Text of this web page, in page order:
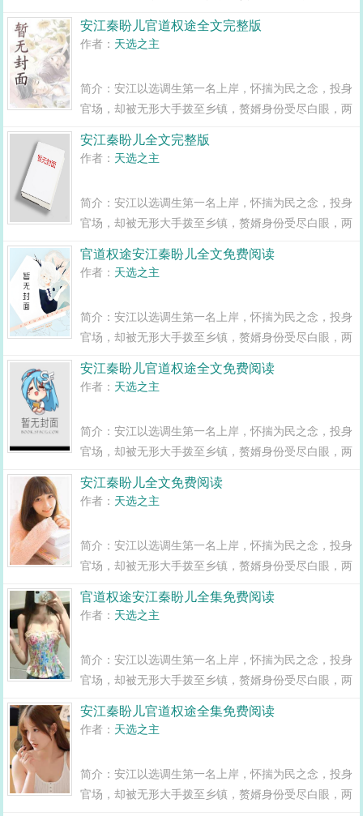
变全县最年轻正科级干部且看安江如何一路横空直撞，
安江秦盼儿官道权途全文完整版
作者： 天选之主
简介：安江以选调生第一名上岸，怀揣为民之念，投身
官场，却被无形大手拨至乡镇，赘婿身份受尽白眼，两
变全县最年轻正科级干部且看安江如何一路横空直撞，
安江秦盼儿全文完整版
作者： 天选之主
简介：安江以选调生第一名上岸，怀揣为民之念，投身
官场，却被无形大手拨至乡镇，赘婿身份受尽白眼，两
变全县最年轻正科级干部且看安江如何一路横空直撞，
官道权途安江秦盼儿全文免费阅读
作者： 天选之主
简介：安江以选调生第一名上岸，怀揣为民之念，投身
官场，却被无形大手拨至乡镇，赘婿身份受尽白眼，两
变全县最年轻正科级干部且看安江如何一路横空直撞，
安江秦盼儿官道权途全文免费阅读
作者： 天选之主
简介：安江以选调生第一名上岸，怀揣为民之念，投身
官场，却被无形大手拨至乡镇，赘婿身份受尽白眼，两
变全县最年轻正科级干部且看安江如何一路横空直撞，
安江秦盼儿全文免费阅读
作者： 天选之主
简介：安江以选调生第一名上岸，怀揣为民之念，投身
官场，却被无形大手拨至乡镇，赘婿身份受尽白眼，两
变全县最年轻正科级干部且看安江如何一路横空直撞，
官道权途安江秦盼儿全集免费阅读
作者： 天选之主
简介：安江以选调生第一名上岸，怀揣为民之念，投身
官场，却被无形大手拨至乡镇，赘婿身份受尽白眼，两
变全县最年轻正科级干部且看安江如何一路横空直撞，
安江秦盼儿官道权途全集免费阅读
作者： 天选之主
简介：安江以选调生第一名上岸，怀揣为民之念，投身
官场，却被无形大手拨至乡镇，赘婿身份受尽白眼，两